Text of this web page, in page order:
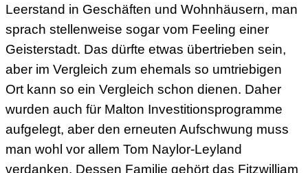
Leerstand in Geschäften und Wohnhäusern, man
sprach stellenweise sogar vom Feeling einer
Geisterstadt. Das dürfte etwas übertrieben sein,
aber im Vergleich zum ehemals so umtriebigen
Ort kann so ein Vergleich schon dienen. Daher
wurden auch für Malton Investitionsprogramme
aufgelegt, aber den erneuten Aufschwung muss
man wohl vor allem Tom Naylor-Leyland
verdanken. Dessen Familie gehört das Fitzwilliam